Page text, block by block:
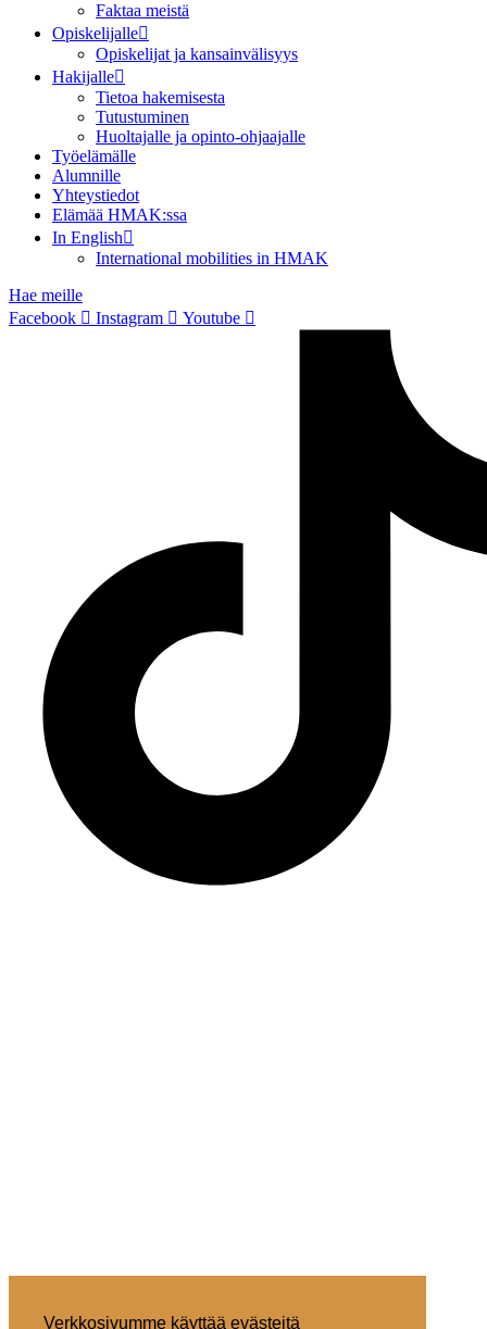
Verkkosivumme käyttää evästeitä
Faktaa meistä
Opiskelijalle
Opiskelijat ja kansainvälisyys
Hakijalle
Tietoa hakemisesta
Tutustuminen
Huoltajalle ja opinto-ohjaajalle
Työelämälle
Alumnille
Yhteystiedot
Elämää HMAK:ssa
In English
International mobilities in HMAK
Hae meille
Facebook
Instagram Youtube